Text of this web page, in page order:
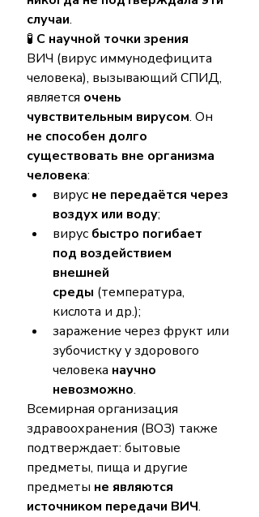
случаи.
🧪 С научной точки зрения
ВИЧ (вирус иммунодефицита
человека), вызывающий СПИД,
является очень
чувствительным вирусом. Он
не способен долго
существовать вне организма
человека:
вирус не передаётся через
воздух или воду;
вирус быстро погибает
под воздействием
внешней
среды (температура,
кислота и др.);
заражение через фрукт или
зубочистку у здорового
человека научно
невозможно.
Всемирная организация
здравоохранения (ВОЗ) также
подтверждает: бытовые
предметы, пища и другие
предметы не являются
источником передачи ВИЧ.